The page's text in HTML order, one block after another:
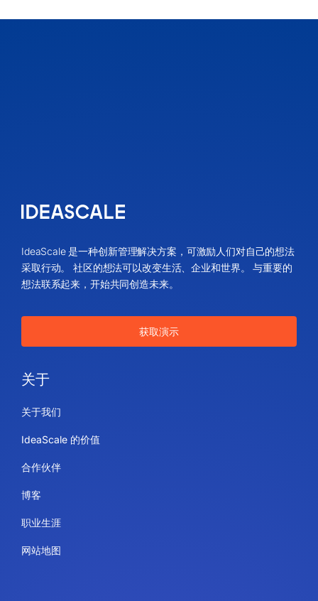
IdeaScale 是一种创新管理解决方案，可激励人们对自己的想法
采取行动。 社区的想法可以改变生活、企业和世界。 与重要的
想法联系起来，开始共同创造未来。
获取演示
关于
关于我们
IdeaScale 的价值
合作伙伴
博客
职业生涯
网站地图